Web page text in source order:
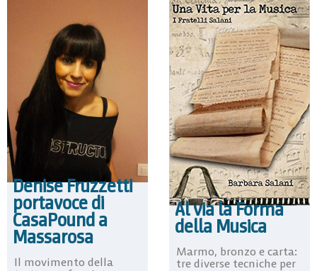
Denise Fruzzetti
portavoce di
CasaPound a
Massarosa
Il movimento della
Al via la Forma
della Musica
Marmo, bronzo e carta:
tre diverse tecniche per